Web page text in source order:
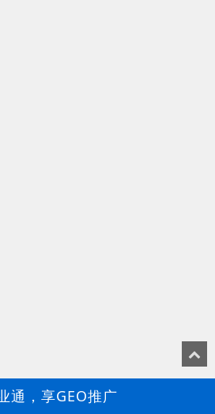
通，享GEO推广